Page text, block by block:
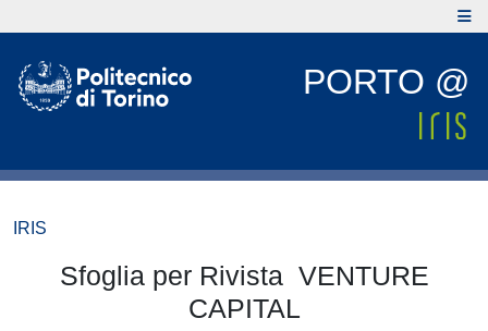
PORTO @
IRIS
Sfoglia per Rivista VENTURE
CAPITAL